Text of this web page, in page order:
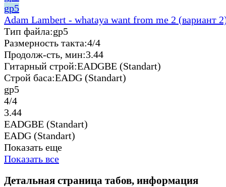
gp5
Adam Lambert - whataya want from me 2 (вариант
Тип файла:gp5
Размерность такта:4/4
Продолж-сть, мин:3.44
Гитарный строй:EADGBE (Standart)
Строй баса:EADG (Standart)
gp5
4/4
3.44
EADGBE (Standart)
EADG (Standart)
Показать еще
Показать все
Детальная страница табов, информация